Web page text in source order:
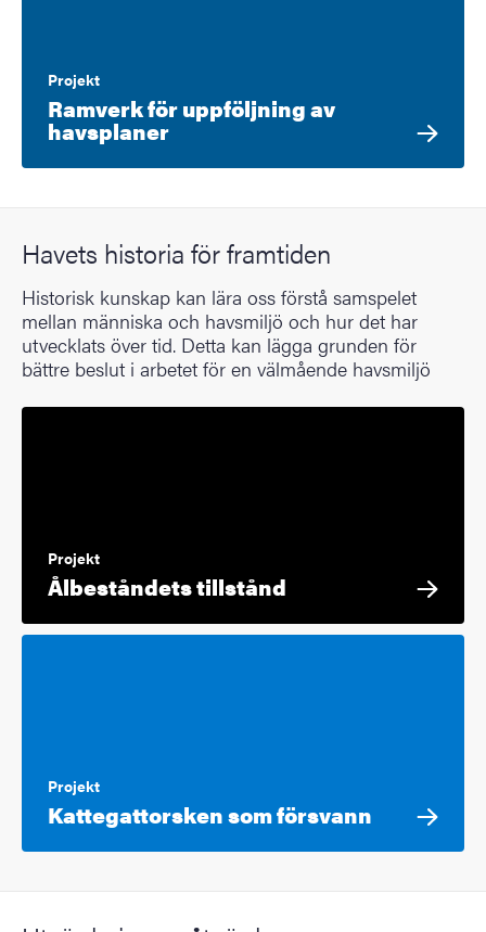
Projekt
Ramverk för uppföljning av
havsplaner
Havets historia för framtiden
Historisk kunskap kan lära oss förstå samspelet
mellan människa och havsmiljö och hur det har
utvecklats över tid. Detta kan lägga grunden för
bättre beslut i arbetet för en välmående havsmiljö
Projekt
Ålbeståndets tillstånd
Projekt
Kattegattorsken som försvann